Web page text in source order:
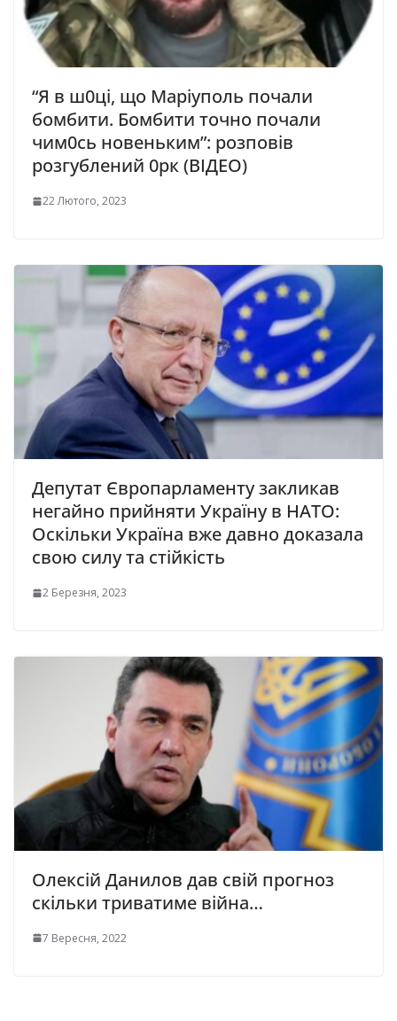
“Я в ш0ці, що Маріуполь почали
бомбити. Бомбити точно почали
чим0сь новеньким”: розповів
розгублений 0рк (ВІДЕО)
22 Лютого, 2023
Депутат Євpопарламенту закликав
негайно прийняти Україну в НАТО:
Оскільки Україна вже давно доказала
свою силу та стійкість
2 Березня, 2023
Олексій Данилов дав свій прогноз
скільки триватиме війна…
7 Вересня, 2022